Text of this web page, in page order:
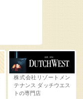
株式会社リゾートメン
テナンス ダッチウエス
トの専門店